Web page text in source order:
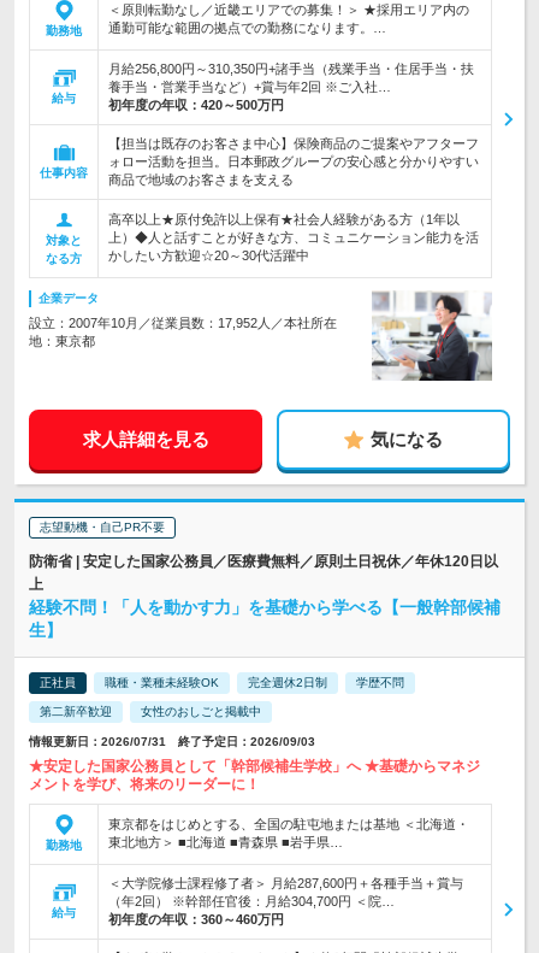
勤務地
＜原則転勤なし／近畿エリアでの募集！＞ ★採用エリア内の
通勤可能な範囲の拠点での勤務になります。…
給与
月給256,800円～310,350円+諸手当（残業手当・住居手当・扶
養手当・営業手当など）+賞与年2回 ※ご入社…
初年度の年収： 420～500万円
仕事内容
【担当は既存のお客さま中心】保険商品のご提案やアフターフ
ォロー活動を担当。日本郵政グループの安心感と分かりやすい
商品で地域のお客さまを支える
対象と
なる方
高卒以上★原付免許以上保有★社会人経験がある方（1年以
上）◆人と話すことが好きな方、コミュニケーション能力を活
かしたい方歓迎☆20～30代活躍中
企業データ
設立：2007年10月／従業員数：17,952人／本社所在
地：東京都
求人詳細を見る 気になる
志望動機・自己PR不要
防衛省 | 安定した国家公務員／医療費無料／原則土日祝休／年休120日以
上
経験不問！「人を動かす力」を基礎から学べる【一般幹部候補
生】
正社員 職種・業種未経験OK 完全週休2日制 学歴不問
第二新卒歓迎 女性のおしごと掲載中
情報更新日：2026/07/31 終了予定日：2026/09/03
★安定した国家公務員として「幹部候補生学校」へ ★基礎からマネジ
メントを学び、将来のリーダーに！
勤務地
東京都をはじめとする、全国の駐屯地または基地 ＜北海道・
東北地方＞ ■北海道 ■青森県 ■岩手県…
給与
＜大学院修士課程修了者＞ 月給287,600円＋各種手当＋賞与
（年2回） ※幹部任官後：月給304,700円 ＜院…
初年度の年収： 360～460万円